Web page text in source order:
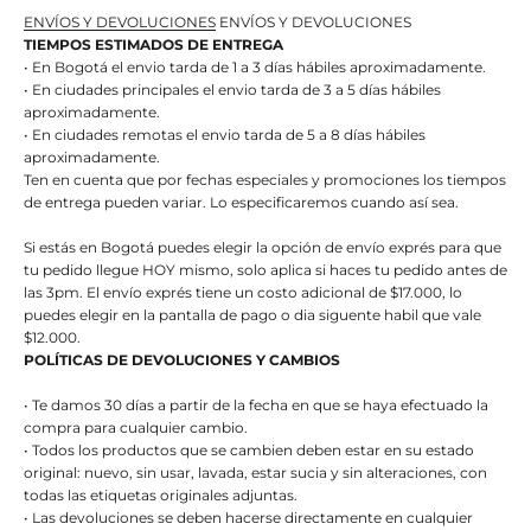
ENVÍOS Y DEVOLUCIONES ENVÍOS Y DEVOLUCIONES
TIEMPOS ESTIMADOS DE ENTREGA
• En Bogotá el envio tarda de 1 a 3 días hábiles aproximadamente.
• En ciudades principales el envio tarda de 3 a 5 días hábiles
aproximadamente.
• En ciudades remotas el envio tarda de 5 a 8 días hábiles
aproximadamente.
Ten en cuenta que por fechas especiales y promociones los tiempos
de entrega pueden variar. Lo especificaremos cuando así sea.
Si estás en Bogotá puedes elegir la opción de envío exprés para que
tu pedido llegue HOY mismo, solo aplica si haces tu pedido antes de
las 3pm. El envío exprés tiene un costo adicional de $17.000, lo
puedes elegir en la pantalla de pago o dia siguente habil que vale
$12.000.
POLÍTICAS DE DEVOLUCIONES Y CAMBIOS
• Te damos 30 días a partir de la fecha en que se haya efectuado la
compra para cualquier cambio.
• Todos los productos que se cambien deben estar en su estado
original: nuevo, sin usar, lavada, estar sucia y sin alteraciones, con
todas las etiquetas originales adjuntas.
• Las devoluciones se deben hacerse directamente en cualquier